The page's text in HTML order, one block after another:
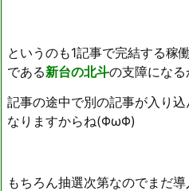
というのも1記事で完結する稼
である新台の北斗の支障になる
記事の途中で別の記事が入り
なりますからね(ΦωΦ)
もちろん抽選次第なのでまだ